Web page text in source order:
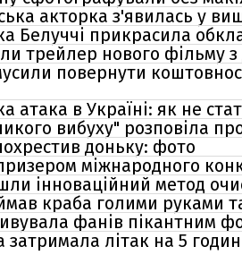
акторка з'явилась у
Белуччі прикрасила
трейлер нового фільму
повернути
атака в Україні: як не
вибуху" розповіла
доньку: фото
міжнародного
інноваційний метод
краба голими руками
фанів пікантним
затримала літак на 5